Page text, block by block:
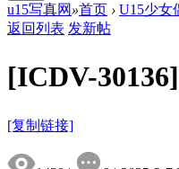
u15写真网 »首页 › U15少女
返回列表 发新帖
[ICDV-
[复制链接]